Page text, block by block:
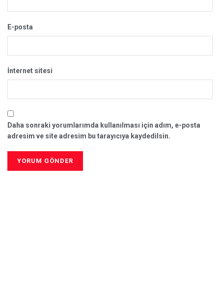
E-posta
İnternet sitesi
Daha sonraki yorumlarımda kullanılması için adım, e-posta
adresim ve site adresim bu tarayıcıya kaydedilsin.